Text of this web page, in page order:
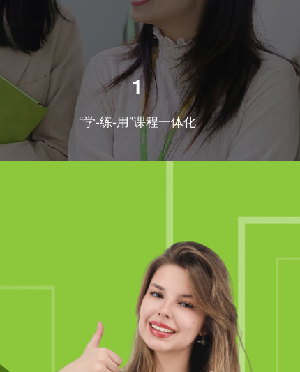
1
“学-练-用”课程一体化